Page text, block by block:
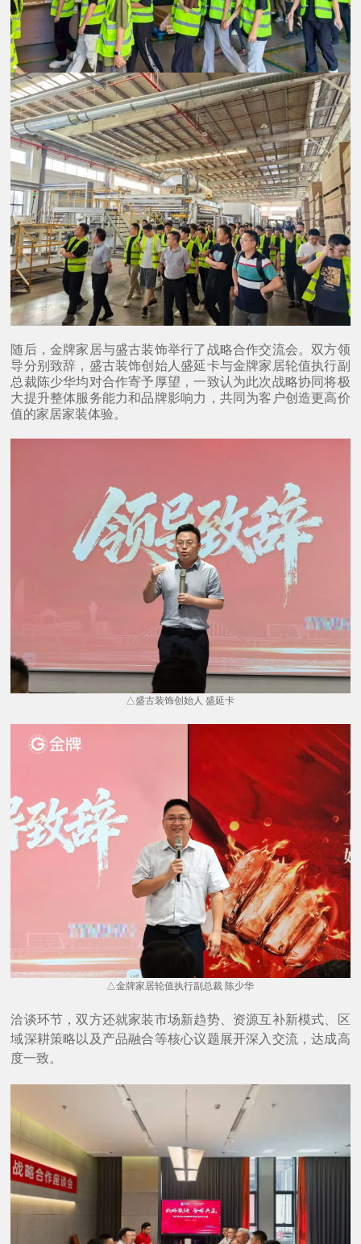
随后，金牌家居与盛古装饰举行了战略合作交流会。双方领
导分别致辞，盛古装饰创始人盛延卡与金牌家居轮值执行副
总裁陈少华均对合作寄予厚望，一致认为此次战略协同将极
大提升整体服务能力和品牌影响力，共同为客户创造更高价
值的家居家装体验。
△盛古装饰创始人 盛延卡
△金牌家居轮值执行副总裁 陈少华
洽谈环节，双方还就家装市场新趋势、资源互补新模式、区
域深耕策略以及产品融合等核心议题展开深入交流，达成高
度一致。